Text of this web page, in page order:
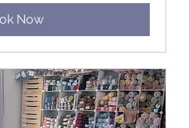
Now